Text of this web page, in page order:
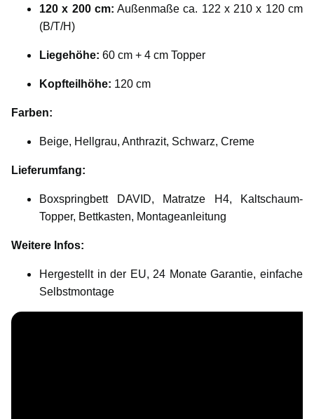
120 x 200 cm: Außenmaße ca. 122 x 210 x 120 cm
(B/T/H)
Liegehöhe: 60 cm + 4 cm Topper
Kopfteilhöhe: 120 cm
Farben:
Beige, Hellgrau, Anthrazit, Schwarz, Creme
Lieferumfang:
Boxspringbett DAVID, Matratze H4, Kaltschaum-
Topper, Bettkasten, Montageanleitung
Weitere Infos:
Hergestellt in der EU, 24 Monate Garantie, einfache
Selbstmontage